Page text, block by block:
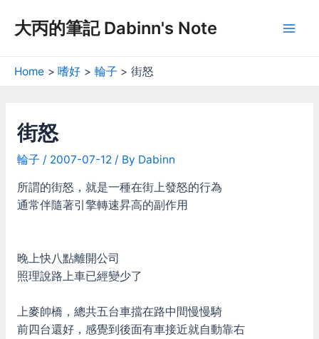
大丙的筆記 Dabinn's Note
Home 嗜好 輪子 街怒
街怒
輪子 / 2007-07-12 / By Dabinn
所謂的街怒，就是一種在街上發怒的行為
通常伴隨著引擎轉速昇高的副作用
晚上快八點離開公司
照理說路上車已經變少了
上麥帥橋，總共五台車擋在路中間慢慢騎
前四台還好，感覺到後面有車接近就自動靠右